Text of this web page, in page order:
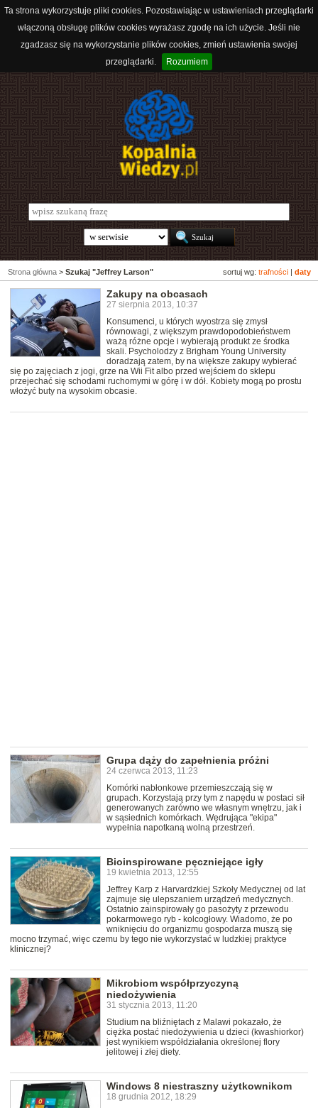
Ta strona wykorzystuje pliki cookies. Pozostawiając w ustawieniach przeglądarki
włączoną obsługę plików cookies wyrażasz zgodę na ich użycie. Jeśli nie
zgadzasz się na wykorzystanie plików cookies, zmień ustawienia swojej
przeglądarki.
Rozumiem
sortuj wg: trafności daty
Strona główna > Szukaj "Jeffrey Larson"
Zakupy na obcasach
27 sierpnia 2013, 10:37
Konsumenci, u których wyostrza się zmysł
równowagi, z większym prawdopodobieństwem
ważą różne opcje i wybierają produkt ze środka
skali. Psycholodzy z Brigham Young University
doradzają zatem, by na większe zakupy wybierać
się po zajęciach z jogi, grze na Wii Fit albo przed wejściem do sklepu
przejechać się schodami ruchomymi w górę i w dół. Kobiety mogą po prostu
włożyć buty na wysokim obcasie.
Grupa dąży do zapełnienia próżni
24 czerwca 2013, 11:23
Komórki nabłonkowe przemieszczają się w
grupach. Korzystają przy tym z napędu w postaci sił
generowanych zarówno we własnym wnętrzu, jak i
w sąsiednich komórkach. Wędrująca "ekipa"
wypełnia napotkaną wolną przestrzeń.
Bioinspirowane pęczniejące igły
19 kwietnia 2013, 12:55
Jeffrey Karp z Harvardzkiej Szkoły Medycznej od lat
zajmuje się ulepszaniem urządzeń medycznych.
Ostatnio zainspirowały go pasożyty z przewodu
pokarmowego ryb - kolcogłowy. Wiadomo, że po
wniknięciu do organizmu gospodarza muszą się
mocno trzymać, więc czemu by tego nie wykorzystać w ludzkiej praktyce
klinicznej?
Mikrobiom współprzyczyną
niedożywienia
31 stycznia 2013, 11:20
Studium na bliźniętach z Malawi pokazało, że
ciężka postać niedożywienia u dzieci (kwashiorkor)
jest wynikiem współdziałania określonej flory
jelitowej i złej diety.
Windows 8 niestraszny użytkownikom
18 grudnia 2012, 18:29